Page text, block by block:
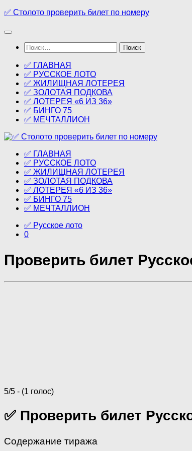
Перейти
содержимому
✅ Столото проверить билет по номеру
Найти:
✅ ГЛАВНАЯ
✅ РУССКОЕ ЛОТО
✅ ЖИЛИЩНАЯ ЛОТЕРЕЯ
✅ ЗОЛОТАЯ ПОДКОВА
✅ ЛОТЕРЕЯ «6 ИЗ 36»
✅ БИНГО 75
✅ МЕЧТАЛЛИОН
✅ ГЛАВНАЯ
✅ РУССКОЕ ЛОТО
✅ ЖИЛИЩНАЯ ЛОТЕРЕЯ
✅ ЗОЛОТАЯ ПОДКОВА
✅ ЛОТЕРЕЯ «6 ИЗ 36»
✅ БИНГО 75
✅ МЕЧТАЛЛИОН
✅ Русское лото
0
Проверить билет
5/5 - (1 голос)
✅ Проверить билет
Содержание тиража